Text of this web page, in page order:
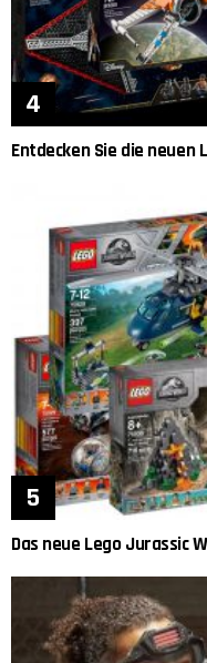
Entdecken Sie die
Das neue Lego Jurassic